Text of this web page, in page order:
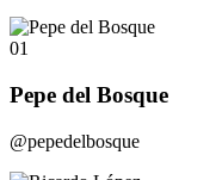
01
Pepe del Bosque
@pepedelbosque